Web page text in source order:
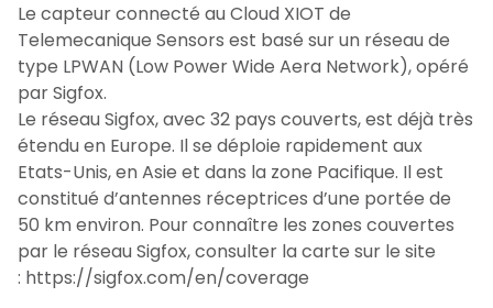
Le capteur connecté au Cloud XIOT de
Telemecanique Sensors est basé sur un réseau de
type LPWAN (Low Power Wide Aera Network), opéré
par Sigfox.
Le réseau Sigfox, avec 32 pays couverts, est déjà très
étendu en Europe. Il se déploie rapidement aux
Etats-Unis, en Asie et dans la zone Pacifique. Il est
constitué d’antennes réceptrices d’une portée de
50 km environ. Pour connaître les zones couvertes
par le réseau Sigfox, consulter la carte sur le site
: https://sigfox.com/en/coverage